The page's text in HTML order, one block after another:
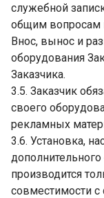
служебной
общим вопросам
Внос, вынос и
оборудования
Заказчика.
3.5. Заказчик
своего
рекламных
3.6. Установка,
производится
совместимости